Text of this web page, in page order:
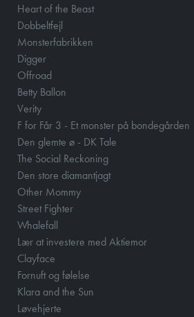
Heart of the Beast
Dobbeltfejl
Monsterfabrikken
Digger
Offroad
Betty Ballon
Verity
F for Får 3 - Et monster på bondegården
Den glemte ø - DK Tale
The Social Reckoning
Den store diamantjagt
Other Mommy
Street Fighter
Whalefall
Lær at investere med Aktiemor
Clayface
Fornuft og følelse
Klara and the Sun
Løvehjerte